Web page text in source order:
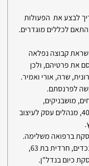
לבצע את  הפעולות
לכללים מוגדרים.
קבוצה נפלאה
את פרטיהם, ולכן
שרה, אורי ואמיר.
לפרנסתם.
מושבניקים,
מתקרבים לגיל ה-40, מנהלים עסק לעיצוב
ושרה, סבתא ל-5 נכדים, חרדית בת 63,
כיום בנדל"ן.